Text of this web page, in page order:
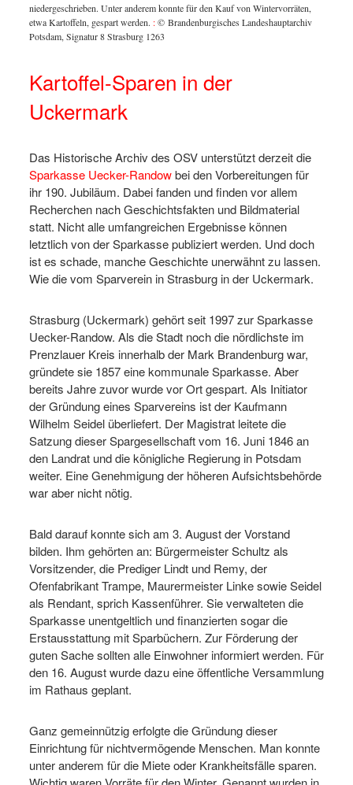
niedergeschrieben. Unter anderem konnte für den Kauf von Wintervorräten,
etwa Kartoffeln, gespart werden. :© Brandenburgisches Landeshauptarchiv
Potsdam, Signatur 8 Strasburg 1263
Kartoffel-Sparen in der
Uckermark
Das Historische Archiv des OSV unterstützt derzeit die
Sparkasse Uecker-Randowbei den Vorbereitungen für
ihr 190. Jubiläum. Dabei fanden und finden vor allem
Recherchen nach Geschichtsfakten und Bildmaterial
statt. Nicht alle umfangreichen Ergebnisse können
letztlich von der Sparkasse publiziert werden. Und doch
ist es schade, manche Geschichte unerwähnt zu lassen.
Wie die vom Sparverein in Strasburg in der Uckermark.
Strasburg (Uckermark) gehört seit 1997 zur Sparkasse
Uecker-Randow. Als die Stadt noch die nördlichste im
Prenzlauer Kreis innerhalb der Mark Brandenburg war,
gründete sie 1857 eine kommunale Sparkasse. Aber
bereits Jahre zuvor wurde vor Ort gespart. Als Initiator
der Gründung eines Sparvereins ist der Kaufmann
Wilhelm Seidel überliefert. Der Magistrat leitete die
Satzung dieser Spargesellschaft vom 16. Juni 1846 an
den Landrat und die königliche Regierung in Potsdam
weiter. Eine Genehmigung der höheren Aufsichtsbehörde
war aber nicht nötig.
Bald darauf konnte sich am 3. August der Vorstand
bilden. Ihm gehörten an: Bürgermeister Schultz als
Vorsitzender, die Prediger Lindt und Remy, der
Ofenfabrikant Trampe, Maurermeister Linke sowie Seidel
als Rendant, sprich Kassenführer. Sie verwalteten die
Sparkasse unentgeltlich und finanzierten sogar die
Erstausstattung mit Sparbüchern. Zur Förderung der
guten Sache sollten alle Einwohner informiert werden. Für
den 16. August wurde dazu eine öffentliche Versammlung
im Rathaus geplant.
Ganz gemeinnützig erfolgte die Gründung dieser
Einrichtung für nichtvermögende Menschen. Man konnte
unter anderem für die Miete oder Krankheitsfälle sparen.